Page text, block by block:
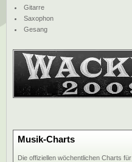
Gitarre
Saxophon
Gesang
Musik-Charts
Die offiziellen wöchentlichen Charts für